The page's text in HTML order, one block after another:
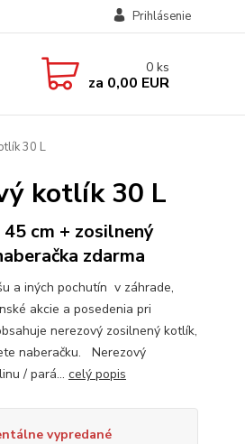
Prihlásenie
0 ks
za 0,00 EUR
30 L
kotlík 30 L
cm + zosilnený
zdarma
a iných pochutín v záhrade,
akcie a posedenia pri
nerezový zosilnený kotlík,
naberačku. Nerezový
/ pará... celý popis
vypredané